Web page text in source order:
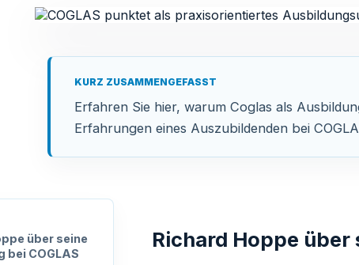
KURZ ZUSAMMENGEFASST
Erfahren Sie hier, warum Coglas als
Erfahrungen eines Auszubildenden bei
über seine
bei COGLAS
Richard Hoppe über